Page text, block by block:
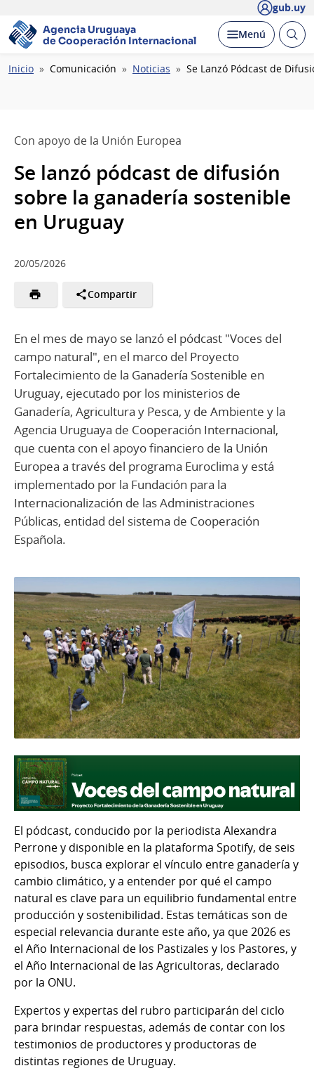
gub.uy
Agencia Uruguaya
de Cooperación Internacional
Desplegar
Menú Abrir
Ruta
Inicio Comunicación Noticias Se Lanzó Pódcast de
Con apoyo de la Unión Europea
Se lanzó pódcast de difusión
sobre la ganadería sostenible
en Uruguay
20/05/2026
Compartir
En el mes de mayo se lanzó el pódcast "Voces del
campo natural", en el marco del Proyecto
Fortalecimiento de la Ganadería Sostenible en
Uruguay, ejecutado por los ministerios de
Ganadería, Agricultura y Pesca, y de Ambiente y la
Agencia Uruguaya de Cooperación Internacional,
que cuenta con el apoyo financiero de la Unión
Europea a través del programa Euroclima y está
implementado por la Fundación para la
Internacionalización de las Administraciones
Públicas, entidad del sistema de Cooperación
Española.
El pódcast, conducido por la periodista Alexandra
Perrone y disponible en la plataforma Spotify, de seis
episodios, busca explorar el vínculo entre ganadería y
cambio climático, y a entender por qué el campo
natural es clave para un equilibrio fundamental entre
producción y sostenibilidad. Estas temáticas son de
especial relevancia durante este año, ya que 2026 es
el Año Internacional de los Pastizales y los Pastores, y
el Año Internacional de las Agricultoras, declarado
por la ONU.
Expertos y expertas del rubro participarán del ciclo
para brindar respuestas, además de contar con los
testimonios de productores y productoras de
distintas regiones de Uruguay.